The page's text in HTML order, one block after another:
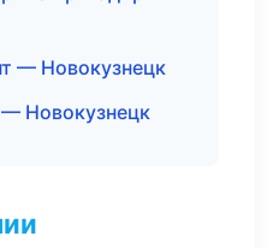
— Новокузнецк
Новокузнецк